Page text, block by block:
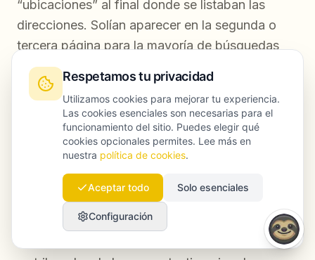
“ubicaciones” al final donde se listaban las
direcciones. Solían aparecer en la segunda o
tercera página para la mayoría de búsquedas
por ciudad y apenas salían en recomendaciones
legales generadas por AI.
La intervención siguió exactamente el marco
descrito arriba:
Se crearon cinco nuevas páginas de
ubicación, cada una con contenido único
sobre el contexto jurídico local, los abogados
Respetamos tu privacidad
Utilizamos cookies para mejorar tu experiencia.
Las cookies esenciales son necesarias para el
funcionamiento del sitio. Puedes elegir qué
cookies opcionales permites. Lee más en
nuestra política de cookies.
Aceptar todo Solo esenciales
Configuración